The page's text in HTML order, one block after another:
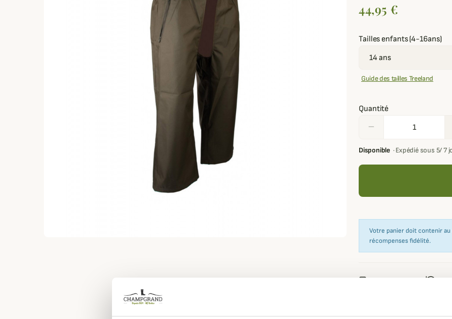
44,95 €
Tailles enfants (4-16ans)
Guide des tailles Treeland
Quantité
remove
Disponible ·Expédié sous 5/ 7
Votre panier doit contenir
récompenses fidélité.